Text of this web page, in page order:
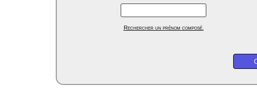
Rechercher un prénom composé.